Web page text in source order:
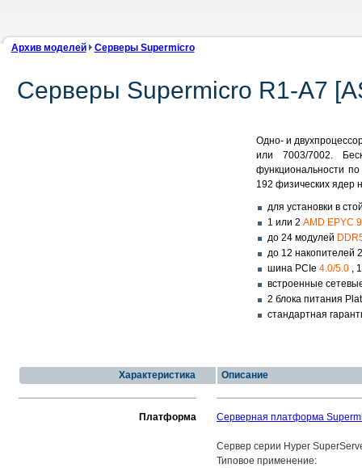
Архив моделей Серверы Supermicro
Серверы Supermicro R1-A7
Одно- и
или 7003/7002.
функциональности
192 физических ядер
для установки в
1 или 2 AMD EPYC
до 24 модулей
до 12 накопителей
шина PCIe 4.0/5.0 ,
встроенные
2 блока питания
стандартная
Характеристика Описание
Платформа Серверная платформа
Сервер серии Hyper
Типовое применение: